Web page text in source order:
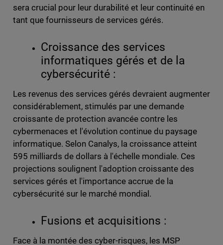
sera crucial pour leur durabilité et leur continuité en
tant que fournisseurs de services gérés.
Croissance des services
informatiques gérés et de la
cybersécurité :
Les revenus des services gérés devraient augmenter
considérablement, stimulés par une demande
croissante de protection avancée contre les
cybermenaces et l'évolution continue du paysage
informatique. Selon Canalys, la croissance atteint
595 milliards de dollars à l'échelle mondiale. Ces
projections soulignent l'adoption croissante des
services gérés et l'importance accrue de la
cybersécurité sur le marché mondial.
Fusions et acquisitions :
Face à la montée des cyber-risques, les MSP